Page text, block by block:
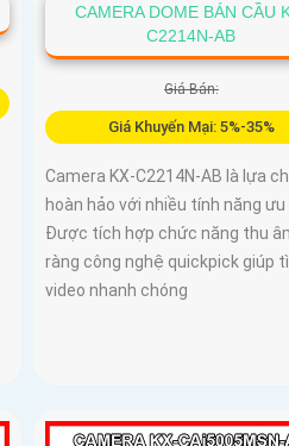
CAMERA DOME BÁN CẦU
C2214N-AB
Giá Bán:
Giá Khuyến Mại: 5%-35%
Camera KX-C2214N-AB là lựa
hoàn hảo với nhiều tính năng ưu
Được tích hợp chức năng thu
ràng công nghệ quickpick giúp
video nhanh chóng